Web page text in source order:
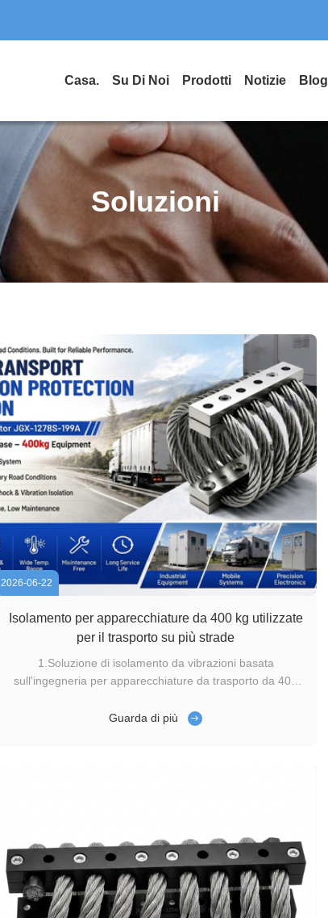
Casa. Su Di Noi Prodotti Notizie Blog
Soluzioni
2026-06-22
Isolamento per apparecchiature da 400 kg utilizzate
per il trasporto su più strade
1.Soluzione di isolamento da vibrazioni basata
sull'ingegneria per apparecchiature da trasporto da 400
moderna logistica industriale, le vibrazioni e gli urti
Guarda di più